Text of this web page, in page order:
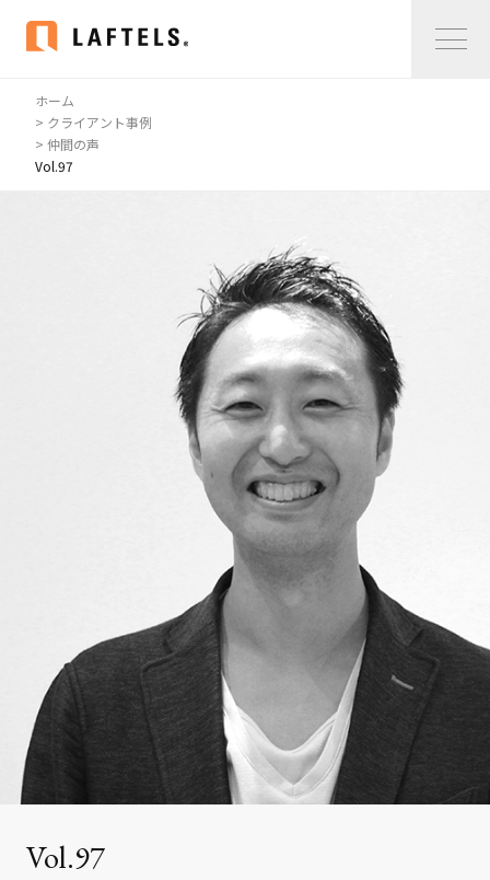
Home
私たちについて
ニュース
ニュース
お問い合わせ 採用情報
ホーム
> クライアント事例
> 仲間の声
Vol.97
97